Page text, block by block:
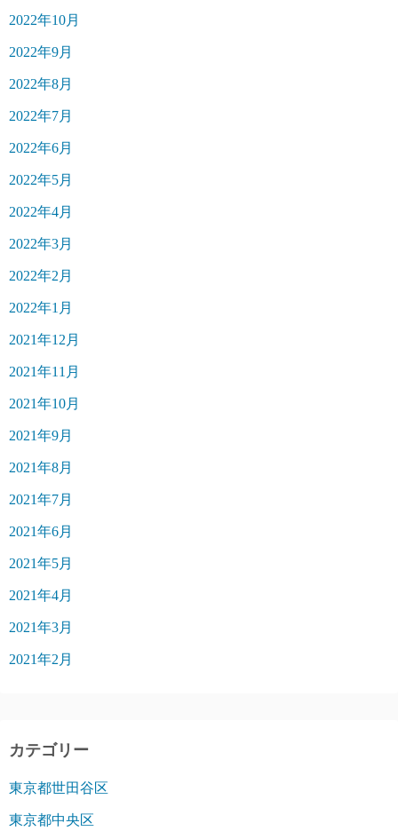
2022年10月
2022年9月
2022年8月
2022年7月
2022年6月
2022年5月
2022年4月
2022年3月
2022年2月
2022年1月
2021年12月
2021年11月
2021年10月
2021年9月
2021年8月
2021年7月
2021年6月
2021年5月
2021年4月
2021年3月
2021年2月
カテゴリー
東京都世田谷区
東京都中央区